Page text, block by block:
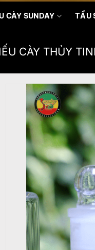
CÀY SUNDAY TẨU
CÀY THỦY